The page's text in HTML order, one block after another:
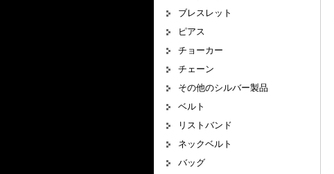
ブレスレット
ピアス
チョーカー
チェーン
その他のシルバー製品
ベルト
リストバンド
ネックベルト
バッグ